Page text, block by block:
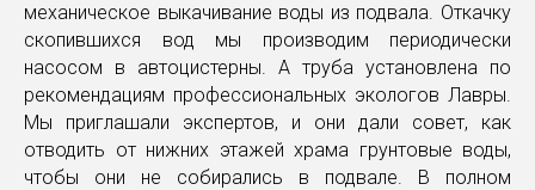
механическое выкачивание воды из подвала. Откачку
скопившихся вод мы производим периодически
насосом в автоцистерны. А труба установлена по
рекомендациям профессиональных экологов Лавры.
Мы приглашали экспертов, и они дали совет, как
отводить от нижних этажей храма грунтовые воды,
чтобы они не собирались в подвале. В полном